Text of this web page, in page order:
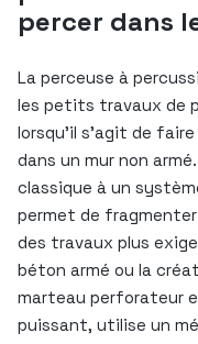
percer dans
La perceuse à
les petits travaux de
lorsqu’il s’agit de
dans un mur non
classique à un
permet de
des travaux plus
béton armé ou la
marteau perforateur
puissant, utilise un